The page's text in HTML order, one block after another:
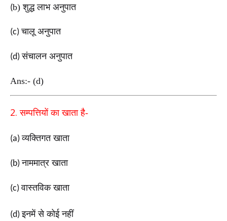
(b) शुद्ध लाभ अनुपात
(c)चालू अनुपात
(d)संचालन अनुपात
Ans:- (d)
2.सम्पत्तियों का खाता है-
(a)व्यक्तिगत खाता
(b)नाममात्र खाता
(c)वास्तविक खाता
(d)इनमें से कोई नहीं